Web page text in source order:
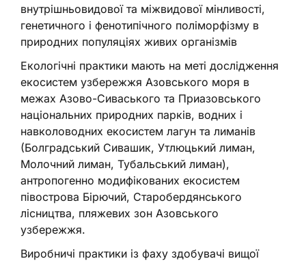
внутрішньовидової та міжвидової мінливості,
генетичного і фенотипічного поліморфізму в
природних популяціях живих організмів
Екологічні практики мають на меті дослідження
екосистем узбережжя Азовського моря в
межах Азово-Сиваського та Приазовського
національних природних парків, водних і
навколоводних екосистем лагун та лиманів
(Болградський Сивашик, Утлюцький лиман,
Молочний лиман, Тубальський лиман),
антропогенно модифікованих екосистем
півострова Бірючий, Старобердянського
лісництва, пляжевих зон Азовського
узбережжя.
Виробничі практики із фаху здобувачі вищої